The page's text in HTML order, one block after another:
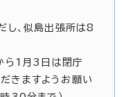
、似島出張所は8
ら1月3日は閉庁
きますようお願い